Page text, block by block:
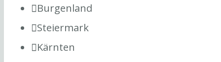
Burgenland
Steiermark
Kärnten